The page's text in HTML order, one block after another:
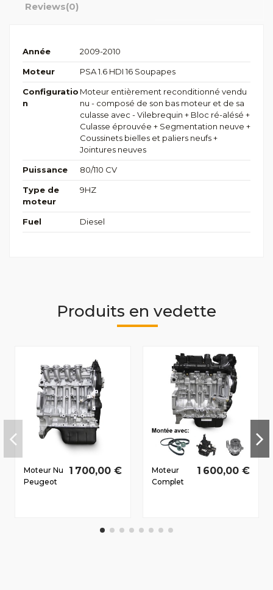
Reviews(0)
Année 2009-2010
Moteur PSA 1.6 HDI 16 Soupapes
Configuratio
n
Moteur entièrement reconditionné vendu
nu - composé de son bas moteur et de sa
culasse avec - Vilebrequin + Bloc ré-alésé +
Culasse éprouvée + Segmentation neuve +
Coussinets bielles et paliers neufs +
Jointures neuves
Puissance 80/110 CV
Type de
moteur
9HZ
Fuel Diesel
Produits en vedette
Moteur Nu
Peugeot
1 700,00 €
Moteur
Complet
1.4 D HDi
1 600,00 €